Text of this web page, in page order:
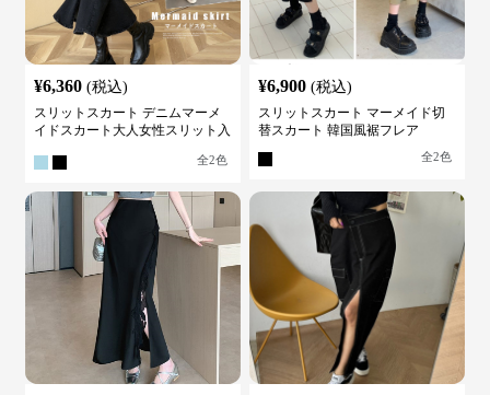
¥6,360 (税込)
スリットスカート デニムマーメ
イドスカート大人女性スリット入
全2色
¥6,900 (税込)
スリットスカート マーメイド切
替スカート 韓国風裾フレア
全2色